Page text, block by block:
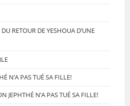
RETOUR DE YESHOUA D’UNE
N’A PAS TUÉ SA FILLE!
JEPHTHÉ N’A PAS TUÉ SA FILLE!